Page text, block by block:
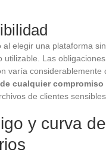
elegir una plataforma
Las
varía considerablemente
cualquier compromiso
de clientes
y curva